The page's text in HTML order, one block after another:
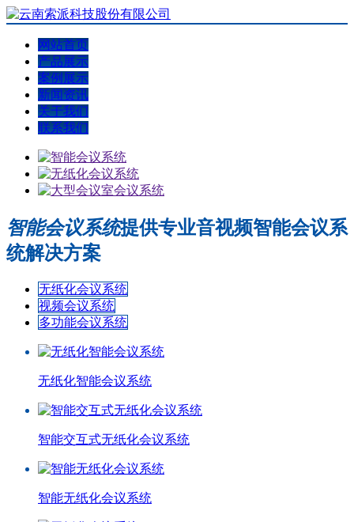
网站首页
产品展示
案例展示
新闻资讯
关于我们
联系我们
智能会议系统提供专业音视频智能会议系
统解决方案
无纸化会议系统
视频会议系统
多功能会议系统
无纸化智能会议系统
智能交互式无纸化会议系统
智能无纸化会议系统